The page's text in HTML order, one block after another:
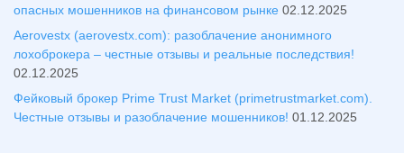
опасных мошенников на финансовом рынке 02.12.2025
Aerovestx (aerovestx.com): разоблачение анонимного
лохоброкера – честные отзывы и реальные последствия!
02.12.2025
Фейковый брокер Prime Trust Market (primetrustmarket.com).
Честные отзывы и разоблачение мошенников! 01.12.2025